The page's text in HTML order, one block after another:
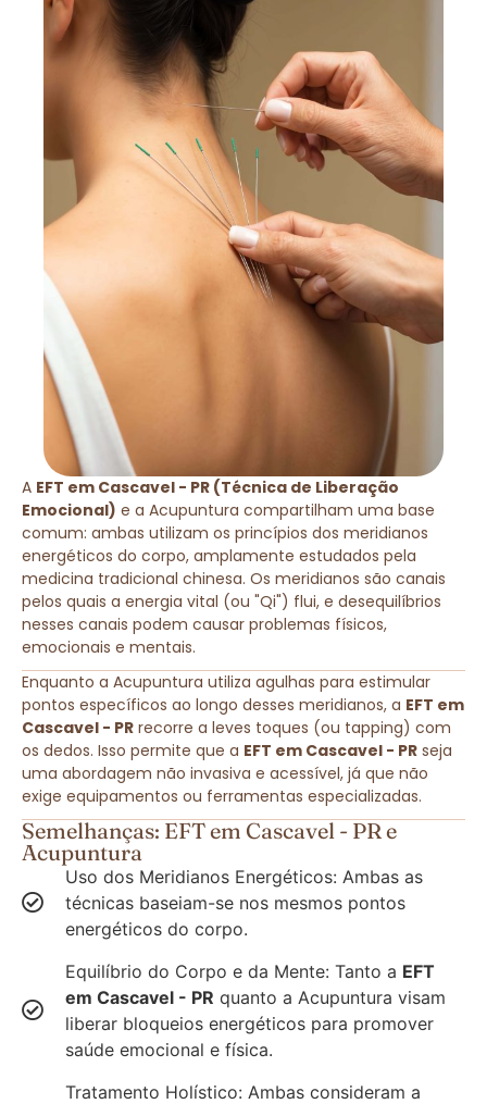
A EFT em Cascavel - PR (Técnica de Liberação
Emocional) e a Acupuntura compartilham uma base
comum: ambas utilizam os princípios dos meridianos
energéticos do corpo, amplamente estudados pela
medicina tradicional chinesa. Os meridianos são canais
pelos quais a energia vital (ou "Qi") flui, e desequilíbrios
nesses canais podem causar problemas físicos,
emocionais e mentais.
Enquanto a Acupuntura utiliza agulhas para estimular
pontos específicos ao longo desses meridianos, a EFT em
Cascavel - PR recorre a leves toques (ou tapping) com
os dedos. Isso permite que a EFT em Cascavel - PR seja
uma abordagem não invasiva e acessível, já que não
exige equipamentos ou ferramentas especializadas.
Semelhanças: EFT em Cascavel - PR e
Acupuntura
Uso dos Meridianos Energéticos: Ambas as
técnicas baseiam-se nos mesmos pontos
energéticos do corpo.
Equilíbrio do Corpo e da Mente: Tanto a EFT
em Cascavel - PR quanto a Acupuntura visam
liberar bloqueios energéticos para promover
saúde emocional e física.
Tratamento Holístico: Ambas consideram a